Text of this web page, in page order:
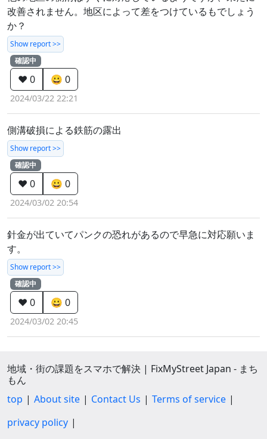
改善されません。地区によって差をつけているもでしょう
か？
Show report >>
確認中
❤️ 0 😀 0
2024/03/22 22:21
側溝破損による鉄筋の露出
Show report >>
確認中
❤️ 0 😀 0
2024/03/02 20:54
針金が出ていてパンクの恐れがあるので早急に対応願いま
す。
Show report >>
確認中
❤️ 0 😀 0
2024/03/02 20:45
地域・街の課題をスマホで解決 | FixMyStreet Japan - まち
もん
top
About site Contact Us
Terms of service
privacy policy